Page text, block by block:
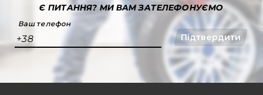
Є ПИТАННЯ?МИ ВАМ ЗАТЕЛЕФОНУЄМО
Ваш телефон
+38 Підтвердити